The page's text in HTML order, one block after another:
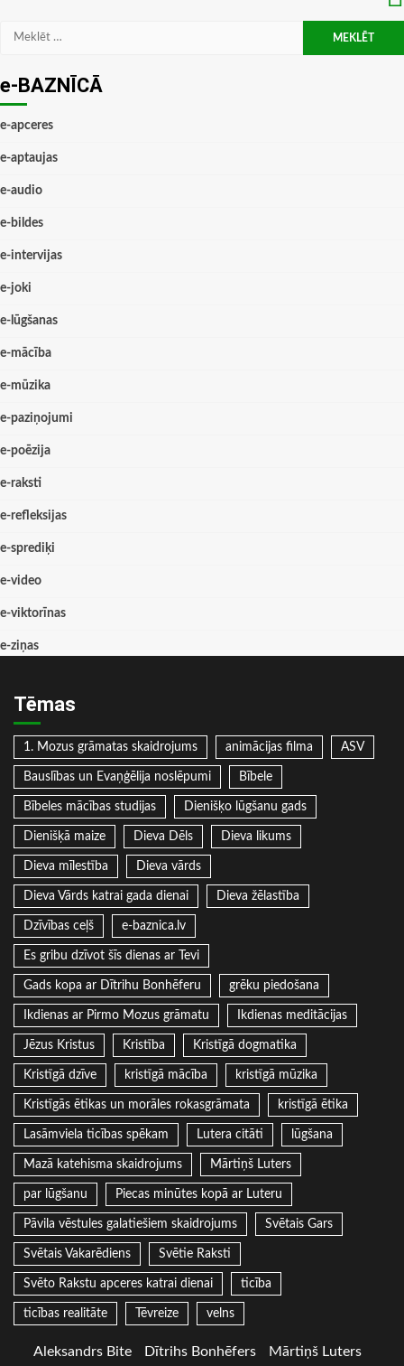
Meklēt:
e-BAZNĪCĀ
e-apceres
e-aptaujas
e-audio
e-bildes
e-intervijas
e-joki
e-lūgšanas
e-mācība
e-mūzika
e-paziņojumi
e-poēzija
e-raksti
e-refleksijas
e-sprediķi
e-video
e-viktorīnas
e-ziņas
Tēmas
1. Mozus grāmatas skaidrojums animācijas filma ASV
Bauslības un Evaņģēlija noslēpumi Bībele
Bībeles mācības studijas Dienišķo lūgšanu gads
Dienišķā maize Dieva Dēls Dieva likums
Dieva mīlestība Dieva vārds
Dieva Vārds katrai gada dienai Dieva žēlastība
Dzīvības ceļš e-baznica.lv
Es gribu dzīvot šīs dienas ar Tevi
Gads kopa ar Dītrihu Bonhēferu grēku piedošana
Ikdienas ar Pirmo Mozus grāmatu Ikdienas meditācijas
Jēzus Kristus Kristība Kristīgā dogmatika
Kristīgā dzīve kristīgā mācība kristīgā mūzika
Kristīgās ētikas un morāles rokasgrāmata kristīgā ētika
Lasāmviela ticības spēkam Lutera citāti lūgšana
Mazā katehisma skaidrojums Mārtiņš Luters
par lūgšanu Piecas minūtes kopā ar Luteru
Pāvila vēstules galatiešiem skaidrojums Svētais Gars
Svētais Vakarēdiens Svētie Raksti
Svēto Rakstu apceres katrai dienai ticība
ticības realitāte Tēvreize velns
Aleksandrs Bite Dītrihs Bonhēfers Mārtiņš Luters